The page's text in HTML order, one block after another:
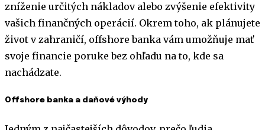
zníženie určitých nákladov alebo zvýšenie efektivity
vašich finančných operácií. Okrem toho, ak plánujete
život v zahraničí, offshore banka vám umožňuje mať
svoje financie poruke bez ohľadu na to, kde sa
nachádzate.
Offshore banka a daňové výhody